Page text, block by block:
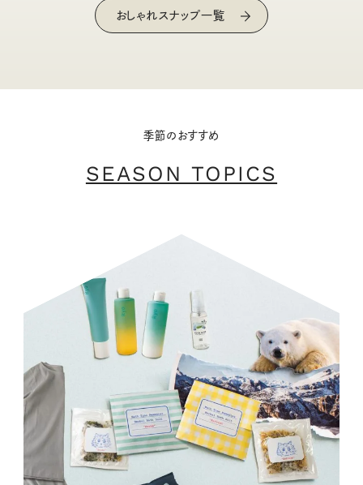
おしゃれスナップ一覧
季節のおすすめ
SEASON TOPICS